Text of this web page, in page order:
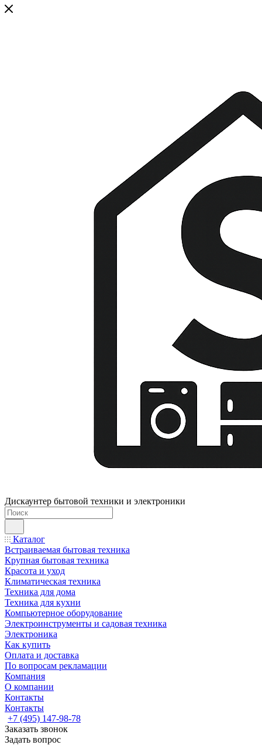
Дискаунтер бытовой техники и электроники
Каталог
Встраиваемая бытовая техника
Крупная бытовая техника
Красота и уход
Климатическая техника
Техника для дома
Техника для кухни
Компьютерное оборудование
Электроинструменты и садовая техника
Электроника
Как купить
Оплата и доставка
По вопросам рекламации
Компания
О компании
Контакты
Контакты
+7 (495) 147-98-78
Заказать звонок
Задать вопрос